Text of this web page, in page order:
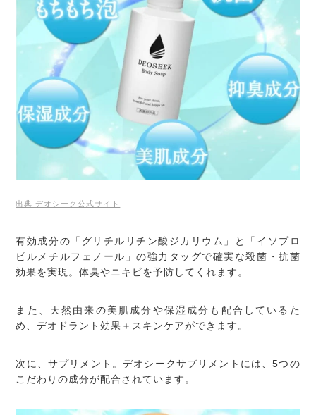
出典 デオシーク公式サイト
有効成分の「グリチルリチン酸ジカリウム」と「イソプロ
ピルメチルフェノール」の強力タッグで確実な殺菌・抗菌
効果を実現。体臭やニキビを予防してくれます。
また、天然由来の美肌成分や保湿成分も配合しているた
め、デオドラント効果＋スキンケアができます。
次に、サプリメント。デオシークサプリメントには、5つの
こだわりの成分が配合されています。